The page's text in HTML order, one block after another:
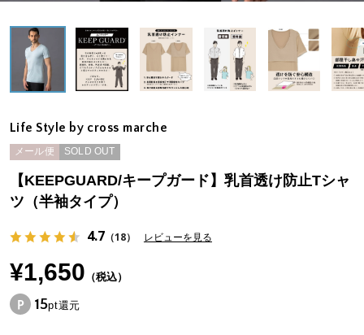
Life Style by cross marche
メール便 SOLD OUT
【KEEPGUARD/キープガード】乳首透け防止Tシャ
ツ（半袖タイプ）
4.7（18） レビューを見る
¥1,650 （税込）
15pt還元